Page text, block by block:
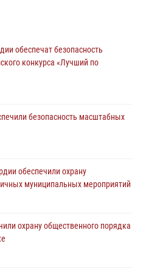
задержали дебошира,
повреждений супруге
в Темникове
обеспечат безопасность
конкурса «Лучший по
безопасность масштабных
обеспечили охрану
муниципальных мероприятий
охрану общественного порядка